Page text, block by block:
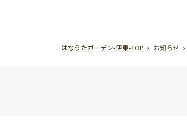
はなうたガーデン-伊東-TOP お知らせ